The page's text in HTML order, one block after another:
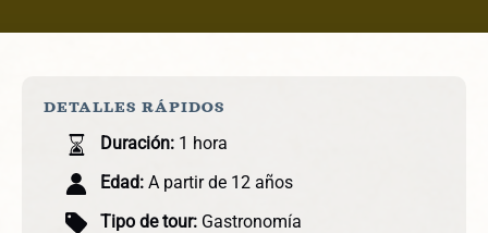
DETALLES RÁPIDOS
Duración: 1 hora
Edad: A partir de 12 años
Tipo de tour: Gastronomía